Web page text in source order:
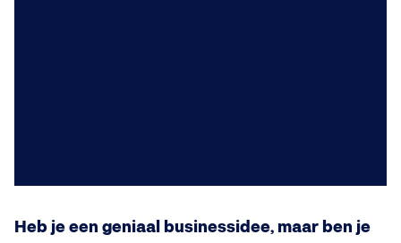
Heb je een geniaal businessidee, maar ben je